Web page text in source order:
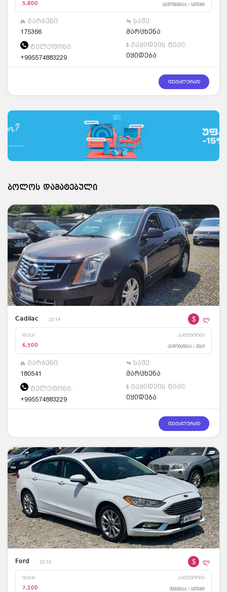
5,800 ავტომატიკა / სედანი
გარბენი:
175366
საჭე:
მარცხენა
ტელეფონი:
+995574883229
გაყიდვის ტიპი:
იყიდება
დეტალურად
ბოლოს დამატებული
Cadilac 2014 $ ლ
ფასი კატეგორია
6,500 ავტომატიკა / ჯიპი
გარბენი:
180541
საჭე:
მარცხენა
ტელეფონი:
+995574883229
გაყიდვის ტიპი:
იყიდება
დეტალურად
Ford 2016 $ ლ
ფასი კატეგორია
7,100 მექანიკა / სედანი